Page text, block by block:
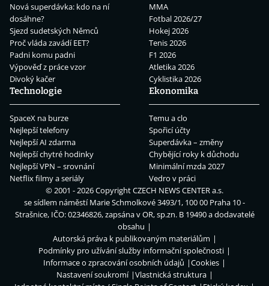
Nová superdávka: kdo na ní
dosáhne?
Sjezd sudetských Němců
Proč vláda zavádí EET?
Padni komu padni
Výpověď z práce vzor
Divoký kačer
MMA
Fotbal 2026/27
Hokej 2026
Tenis 2026
F1 2026
Atletika 2026
Cyklistika 2026
Technologie
SpaceX na burze
Nejlepší telefony
Nejlepší AI zdarma
Nejlepší chytré hodinky
Nejlepší VPN – srovnání
Netflix filmy a seriály
Ekonomika
Temu a clo
Spořicí účty
Superdávka – změny
Chybějící roky k důchodu
Minimální mzda 2027
Vedro v práci
© 2001 - 2026 CopyrightCZECH NEWS CENTER a.s.
se sídlem náměstí Marie Schmolkové 3493/1, 100 00 Praha 10 -
Strašnice, IČO: 02346826, zapsána v OR, sp.zn. B 19490 a dodavatelé
obsahu
Autorská práva k publikovaným materiálům
Podmínky pro užívání služby informační společnosti
Informace o zpracování osobních údajů
Cookies
Nastavení soukromí
Vlastnická struktura